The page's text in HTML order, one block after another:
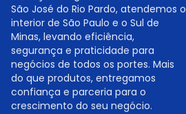
São José do Rio Pardo, atendemos o
interior de São Paulo e o Sul de
Minas, levando eficiência,
segurança e praticidade para
negócios de todos os portes. Mais
do que produtos, entregamos
confiança e parceria para o
crescimento do seu negócio.